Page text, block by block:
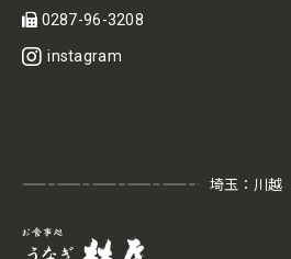
0287-96-3208
instagram
埼玉：川越